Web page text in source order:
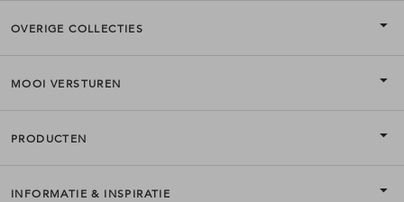
OVERIGE COLLECTIES
MOOI VERSTUREN
PRODUCTEN
INFORMATIE & INSPIRATIE